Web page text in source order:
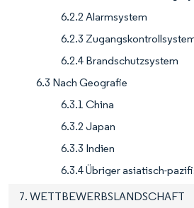
6.2.2 Alarmsystem
6.2.3
6.2.4 Brandschutzsystem
6.3 Nach Geografie
6.3.1 China
6.3.2 Japan
6.3.3 Indien
6.3.4 Übriger asiatisch-
7. WETTBEWERBSLANDSCHAFT